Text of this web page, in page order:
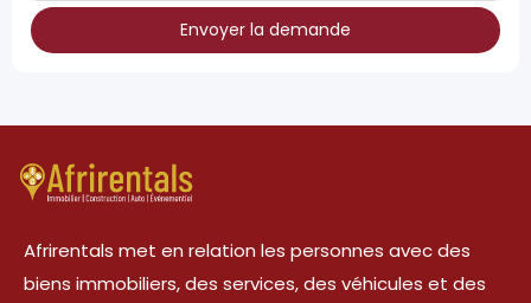
Envoyer la demande
Afrirentals met en relation les personnes avec des
biens immobiliers, des services, des véhicules et des